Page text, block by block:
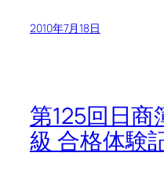
2010年7月18日
第125回日商
級 合格体験